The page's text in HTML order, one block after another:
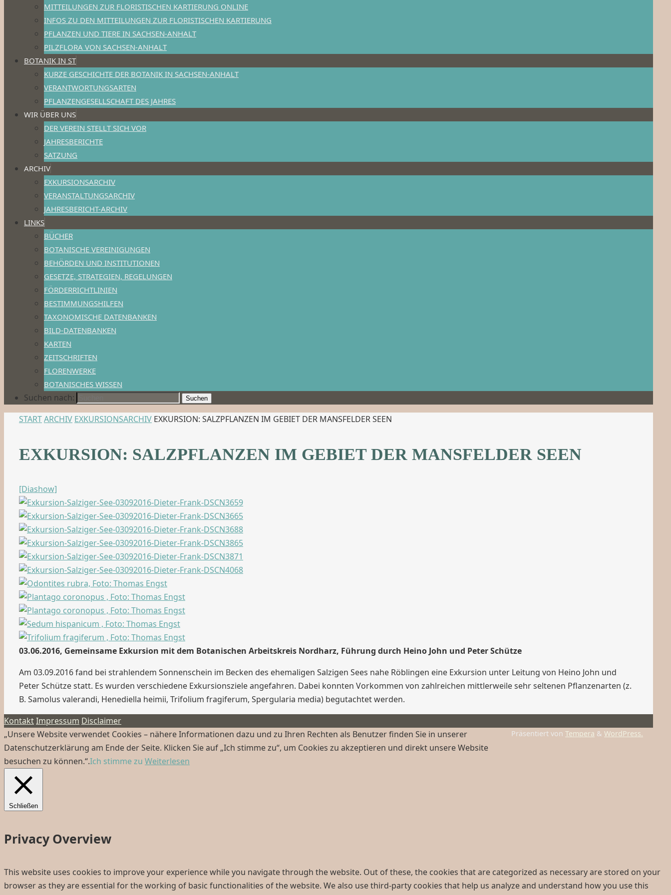
MITTEILUNGEN ZUR FLORISTISCHEN KARTIERUNG ONLINE
INFOS ZU DEN MITTEILUNGEN ZUR FLORISTISCHEN KARTIERUNG
PFLANZEN UND TIERE IN SACHSEN-ANHALT
PILZFLORA VON SACHSEN-ANHALT
BOTANIK IN ST
KURZE GESCHICHTE DER BOTANIK IN SACHSEN-ANHALT
VERANTWORTUNGSARTEN
PFLANZENGESELLSCHAFT DES JAHRES
WIR ÜBER UNS
DER VEREIN STELLT SICH VOR
JAHRESBERICHTE
SATZUNG
ARCHIV
EXKURSIONSARCHIV
VERANSTALTUNGSARCHIV
JAHRESBERICHT-ARCHIV
LINKS
BÜCHER
BOTANISCHE VEREINIGUNGEN
BEHÖRDEN UND INSTITUTIONEN
GESETZE, STRATEGIEN, REGELUNGEN
FÖRDERRICHTLINIEN
BESTIMMUNGSHILFEN
TAXONOMISCHE DATENBANKEN
BILD-DATENBANKEN
KARTEN
ZEITSCHRIFTEN
FLORENWERKE
BOTANISCHES WISSEN
Suchen nach: Suchen
STARTARCHIV EXKURSIONSARCHIV EXKURSION: SALZPFLANZEN IM GEBIET DER MANSFELDER SEEN
EXKURSION: SALZPFLANZEN IM GEBIET DER MANSFELDER SEEN
[Diashow]
03.06.2016, Gemeinsame Exkursion mit dem Botanischen Arbeitskreis Nordharz, Führung durch Heino John und Peter Schütze
Am 03.09.2016 fand bei strahlendem Sonnenschein im Becken des ehemaligen Salzigen Sees nahe Röblingen eine Exkursion unter Leitung von Heino John und
Peter Schütze statt. Es wurden verschiedene Exkursionsziele angefahren. Dabei konnten Vorkommen von zahlreichen mittlerweile sehr seltenen Pflanzenarten (z.
B. Samolus valerandi, Henediella heimii, Trifolium fragiferum, Spergularia media) begutachtet werden.
KontaktImpressum Disclaimer
Präsentiert von Tempera & WordPress.
„Unsere Website verwendet Cookies – nähere Informationen dazu und zu Ihren Rechten als Benutzer finden Sie in unserer
Datenschutzerklärung am Ende der Seite. Klicken Sie auf „Ich stimme zu“, um Cookies zu akzeptieren und direkt unsere Website
besuchen zu können.“.Ich stimme zu Weiterlesen
Schließen
Privacy Overview
This website uses cookies to improve your experience while you navigate through the website. Out of these, the cookies that are categorized as necessary are stored on your
browser as they are essential for the working of basic functionalities of the website. We also use third-party cookies that help us analyze and understand how you use this